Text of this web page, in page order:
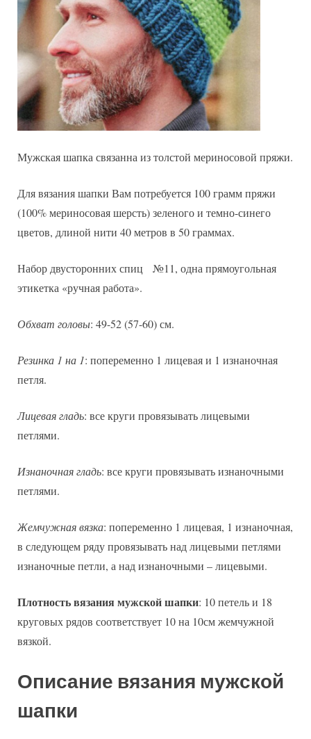
Мужская шапка связанна из толстой мериносовой пряжи.
Для вязания шапки Вам потребуется 100 грамм пряжи
(100% мериносовая шерсть) зеленого и темно-синего
цветов, длиной нити 40 метров в 50 граммах.
Набор двусторонних спиц №11, одна прямоугольная
этикетка «ручная работа».
Обхват головы: 49-52 (57-60) см.
Резинка 1 на 1: попеременно 1 лицевая и 1 изнаночная
петля.
Лицевая гладь: все круги провязывать лицевыми
петлями.
Изнаночная гладь: все круги провязывать изнаночными
петлями.
Жемчужная вязка: попеременно 1 лицевая, 1 изнаночная,
в следующем ряду провязывать над лицевыми петлями
изнаночные петли, а над изнаночными – лицевыми.
Плотность вязания мужской шапки: 10 петель и 18
круговых рядов соответствует 10 на 10см жемчужной
вязкой.
Описание вязания мужской
шапки